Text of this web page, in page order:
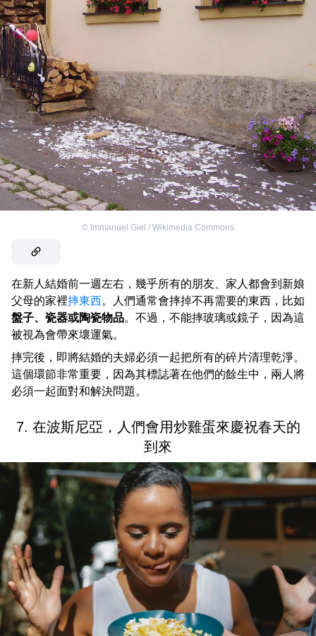
© Immanuel Giel / Wikimedia Commons
在新人結婚前一週左右，幾乎所有的朋友、家人都會到新娘
父母的家裡摔東西。人們通常會摔掉不再需要的東西，比如
盤子、瓷器或陶瓷物品。不過，不能摔玻璃或鏡子，因為這
被視為會帶來壞運氣。
摔完後，即將結婚的夫婦必須一起把所有的碎片清理乾淨。
這個環節非常重要，因為其標誌著在他們的餘生中，兩人將
必須一起面對和解決問題。
7. 在波斯尼亞，人們會用炒雞蛋來慶祝春天的
到來